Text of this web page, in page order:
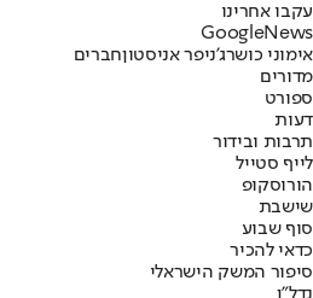
עקבו אחרינו
Googl eNews
אימוני כושרג'ניפר אניסטוןחברים
מדורים
ספורט
דעות
תרבות ובידור
לייף סטייל
הורוסקופ
שישבת
סוף שבוע
כדאי להכיר
סיפור המשק הישראלי
נדל"ן